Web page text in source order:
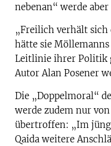
nebenan“ werde
„Freilich verhält sich
hätte sie
Leitlinie ihrer Politik
Autor Alan Posener
Die „Doppelmoral“
werde zudem nur
übertroffen: „Im
Qaida weitere